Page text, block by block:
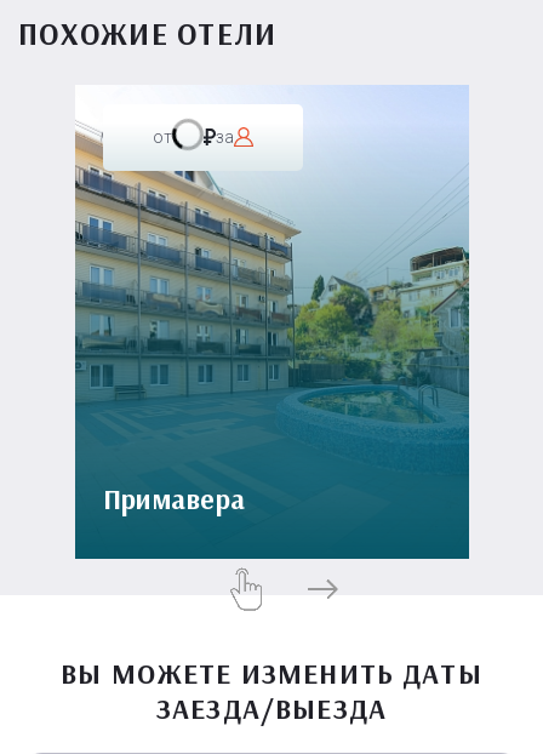
ПОХОЖИЕ ОТЕЛИ
от за
Примавера
ВЫ МОЖЕТЕ ИЗМЕНИТЬ ДАТЫ
ЗАЕЗДА/ВЫЕЗДА